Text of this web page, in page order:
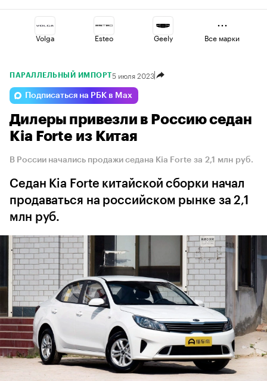
Volga Esteo Geely
Jaecoo Lada Haval
Omoda Voyah Changan
Все марки
ПАРАЛЛЕЛЬНЫЙ ИМПОРТ5 июля 2023
Подписаться на РБК в Max
Дилеры привезли в Россию седан
Kia Forte из Китая
В России начались продажи седана Kia Forte за 2,1 млн руб.
Седан Kia Forte китайской сборки начал
продаваться на российском рынке за 2,1
млн руб.